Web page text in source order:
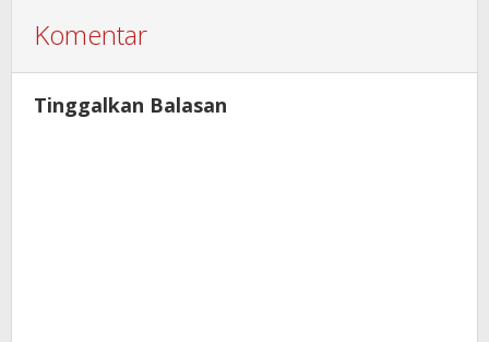
Komentar
Tinggalkan Balasan